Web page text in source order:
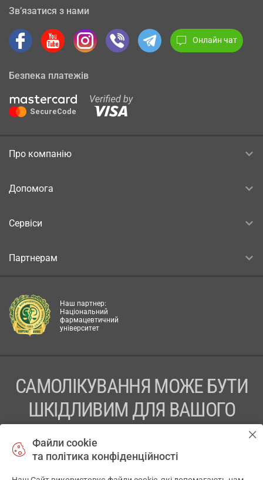
Зв’язатися з нами
Онлайн чат
Безпека платежів
Про компанію
Допомога
Сервіси
Партнерам
Наш партнер:
Національний
фармацевтичний
університет
САМОЛІКУВАННЯ МОЖЕ БУТИ
ШКІДЛИВИМ ДЛЯ ВАШОГО
ПЕРЕД ЗАСТОСУВАННЯМ ПРЕПАРАТУ ПРОКОНСУЛЬТУЙТЕСЬ
Файли cookie
та політика конфіденційності